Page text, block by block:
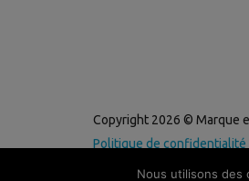
Copyright 2026 © Marque
Politique de confidentialité
Nous utilisons des